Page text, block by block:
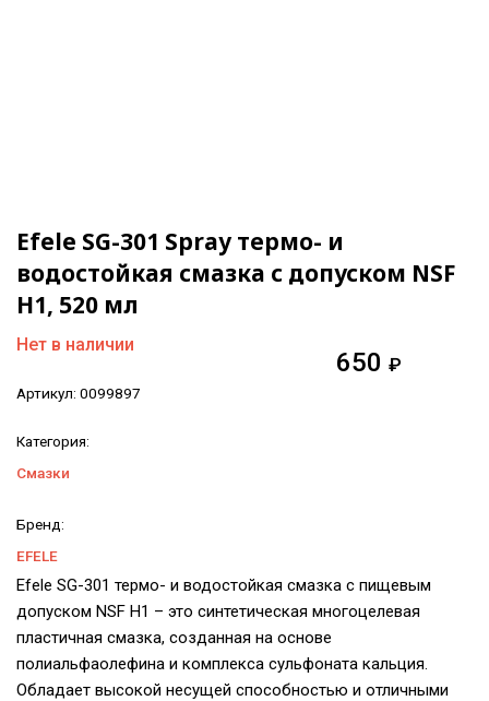
Efele SG-301 Spray термо- и
водостойкая смазка с допуском NSF
H1, 520 мл
650 ₽
Нет в наличии
Артикул: 0099897
Категория:
Смазки
Бренд:
EFELE
Efele SG-301 термо- и водостойкая смазка с пищевым
допуском NSF H1 – это синтетическая многоцелевая
пластичная смазка, созданная на основе
полиальфаолефина и комплекса сульфоната кальция.
Обладает высокой несущей способностью и отличными